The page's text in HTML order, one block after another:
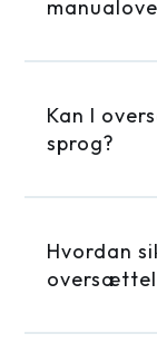
sprog?